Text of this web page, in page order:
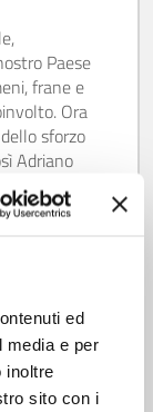
ed
media e per
inoltre
sito con i
Paese
frane e
Ora
sforzo
Adriano
il motivo